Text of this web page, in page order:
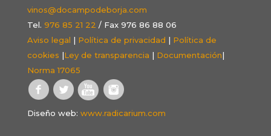
vinos@docampodeborja.com
Tel. 976 85 21 22 / Fax 976 86 88 06
Aviso legal | Política de privacidad | Política de
cookies |Ley de transparencia | Documentación|
Norma 17065
Diseño web: www.radicarium.com